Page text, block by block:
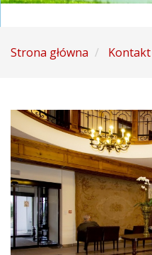
Strona główna Kontakt